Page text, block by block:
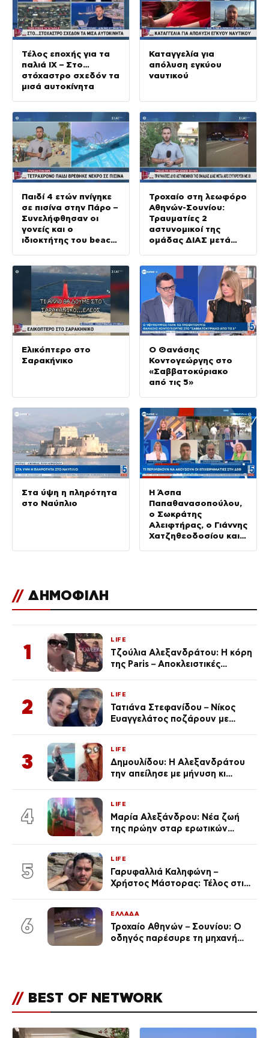
Τέλος εποχής για τα
παλιά ΙΧ – Στο…
στόχαστρο σχεδόν τα
μισά αυτοκίνητα
Καταγγελία για
απόλυση εγκύου
ναυτικού
Παιδί 4 ετών πνίγηκε
σε πισίνα στην Πάρο –
Συνελήφθησαν οι
γονείς και ο
ιδιοκτήτης του beach
Τροχαίο στη λεωφόρο
Αθηνών-Σουνίου:
Τραυματίες 2
αστυνομικοί της
ομάδας ΔΙΑΣ μετά
Ελικόπτερο στο
Σαρακήνικο
Ο Θανάσης
Κοντογεώργης στο
«Σαββατοκύριακο
από τις 5»
Στα ύψη η πληρότητα
στο Ναύπλιο
Η Άσπα
Παπαθανασοπούλου,
ο Σωκράτης
Αλειφτήρας, ο Γιάννης
Χατζηθεοδοσίου και η
// ΔΗΜΟΦΙΛΗ
1
LIFE
Τζούλια Αλεξανδράτου: Η κόρη
της Paris – Αποκλειστικές
2
LIFE
Τατιάνα Στεφανίδου – Νίκος
Ευαγγελάτος ποζάρουν με
3
LIFE
Δημουλίδου: Η Αλεξανδράτου
την απείλησε με μήνυση κι
ποια είσαι σοκαρίστικα»
4
LIFE
Μαρία Αλεξάνδρου: Νέα ζωή
της πρώην σταρ ερωτικών
(Φωτογραφίες)
5
LIFE
Γαρυφαλλιά Καληφώνη –
Χρήστος Μάστορας: Τέλος στις
6
ΕΛΛΑΔΑ
Τροχαίο Αθηνών – Σουνίου: Ο
οδηγός παρέσυρε τη μηχανή
// BEST OF NETWORK